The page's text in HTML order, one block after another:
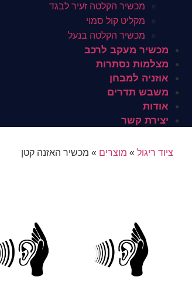
מכשיר הקלטה זעיר לבגד
מקליט קול סמוי
מכשיר הקלטה בנעל
מכשיר מעקב לרכב
מצלמות נסתרות
אוזניה למבחן
משבש תדרים
אודות
יצירת קשר
ציוד ריגול » מוצרים » מכשיר האזנה קטן